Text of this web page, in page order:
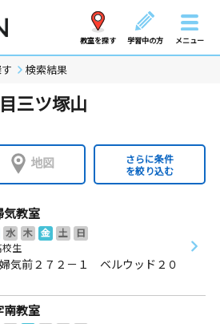
教室を探す 学習中の方 メニュー
検索結果
三ツ塚山
地図
さらに条件
を絞り込む
気教室
水 木 金 土
日
校生
気前２７２－１ ベルウッド２０
南教室